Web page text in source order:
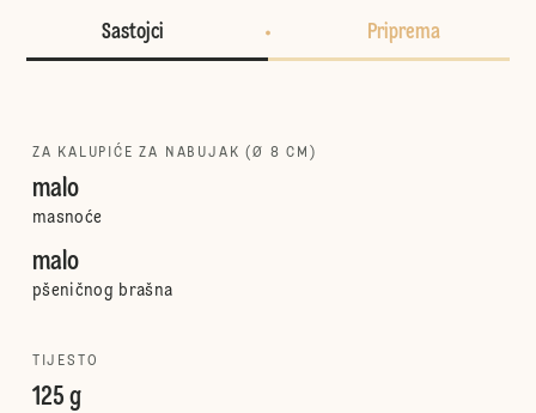
Sastojci Priprema
ZA KALUPIĆE ZA NABUJAK (Ø 8 CM)
malo
masnoće
malo
pšeničnog brašna
TIJESTO
125 g